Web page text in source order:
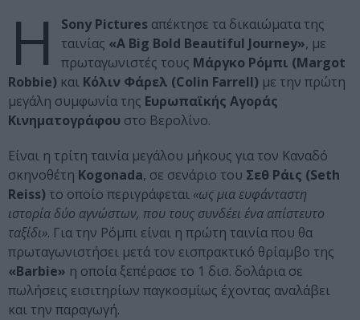
Η Sony Pictures απέκτησε τα δικαιώματα της
ταινίας «A Big Bold Beautiful Journey», με
πρωταγωνιστές τους Μάργκο Ρόμπι (Margot
Robbie) και Κόλιν Φάρελ (Colin Farrell) με την πρώτη
μεγάλη συμφωνία της Ευρωπαϊκής Αγοράς
Κινηματογράφου στο Βερολίνο.
Είναι η τρίτη ταινία μεγάλου μήκους για τον Καναδό
σκηνοθέτη Kogonada, σε σενάριο του Σεθ Ράις (Seth
Reiss) το οποίο περιγράφεται «ως μια ευφάνταστη
ιστορία δύο αγνώστων, που τους συνδέει ένα απίστευτο
ταξίδι». Για την Ρόμπι είναι η πρώτη ταινία που θα
πρωταγωνιστήσει μετά τον εισπρακτικό θρίαμβο της
«Barbie» η οποία ξεπέρασε το 1 δισ. δολάρια σε
πωλήσεις εισιτηρίων παγκοσμίως έχοντας αναλάβει
και την παραγωγή.